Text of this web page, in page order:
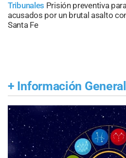
Tribunales Prisión preventiva
acusados por un brutal asalto
Santa Fe
+ Información General